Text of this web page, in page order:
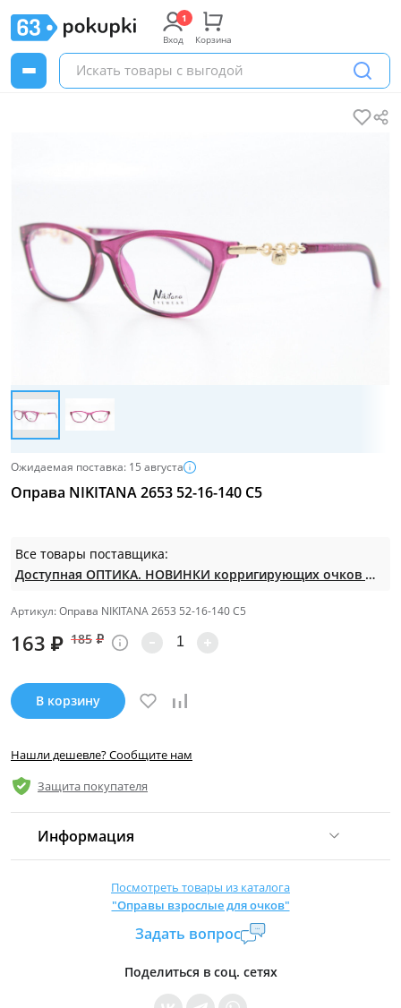
Вход Корзина
Ожидаемая поставка: 15 августа
Оправа NIKITANA 2653 52-16-140 C5
Все товары поставщика:
Доступная ОПТИКА. НОВИНКИ корригирующих очков по СУПЕР ценам. Таких нет на МП.
Артикул: Оправа NIKITANA 2653 52-16-140 C5
163 ₽ 185 ₽
В корзину
Нашли дешевле? Сообщите нам
Защита покупателя
Информация
Страна производитель:Китай
Уровень доступа:0
* Общие условия читайте в правилах сайта
Посмотреть товары из каталога
"Оправы взрослые для очков"
Задать вопрос
Поделиться в соц. сетях